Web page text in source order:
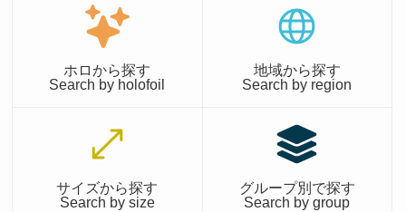
ホロから探す
Search by holofoil
地域から探す
Search by region
サイズから探す
Search by size
グループ別で探す
Search by group